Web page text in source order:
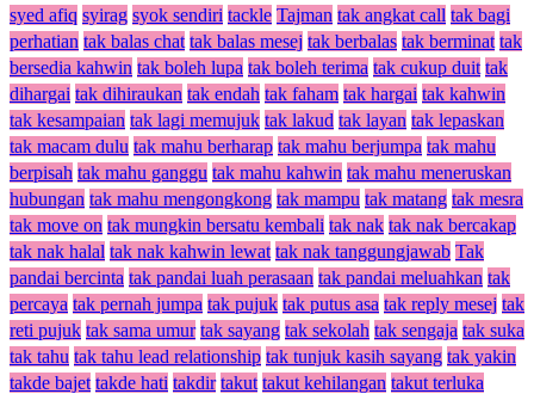
syed afiq syirag syok sendiri tackle Tajman tak angkat call tak bagi
perhatian tak balas chat tak balas mesej tak berbalas tak berminat tak
bersedia kahwin tak boleh lupa tak boleh terima tak cukup duit tak
dihargai tak dihiraukan tak endah tak faham tak hargai tak kahwin
tak kesampaian tak lagi memujuk tak lakud tak layan tak lepaskan
tak macam dulu tak mahu berharap tak mahu berjumpa tak mahu
berpisah tak mahu ganggu tak mahu kahwin tak mahu meneruskan
hubungan tak mahu mengongkong tak mampu tak matang tak mesra
tak move on tak mungkin bersatu kembali tak nak tak nak bercakap
tak nak halal tak nak kahwin lewat tak nak tanggungjawab Tak
pandai bercinta tak pandai luah perasaan tak pandai meluahkan tak
percaya tak pernah jumpa tak pujuk tak putus asa tak reply mesej tak
reti pujuk tak sama umur tak sayang tak sekolah tak sengaja tak suka
tak tahu tak tahu lead relationship tak tunjuk kasih sayang tak yakin
takde bajet takde hati takdir takut takut kehilangan takut terluka